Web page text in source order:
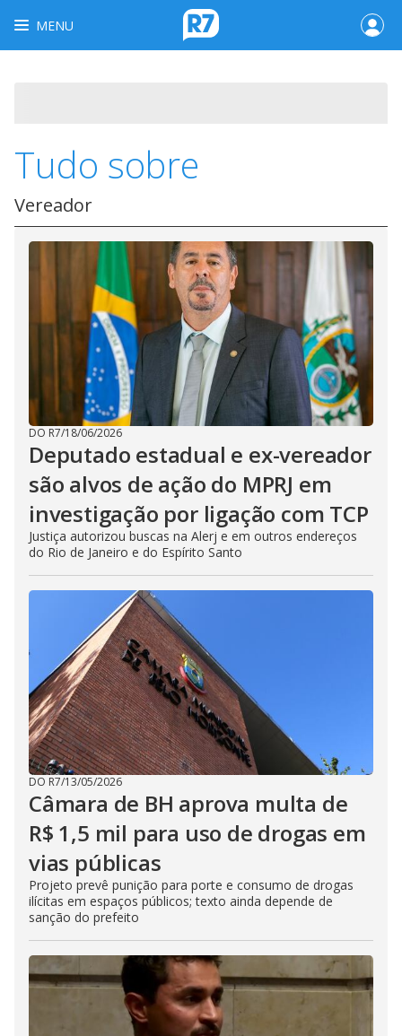
MENU
Tudo sobre
Vereador
DO R7/18/06/2026
Deputado estadual e ex-vereador
são alvos de ação do MPRJ em
investigação por ligação com TCP
Justiça autorizou buscas na Alerj e em outros endereços
do Rio de Janeiro e do Espírito Santo
DO R7/13/05/2026
Câmara de BH aprova multa de
R$ 1,5 mil para uso de drogas em
vias públicas
Projeto prevê punição para porte e consumo de drogas
ilícitas em espaços públicos; texto ainda depende de
sanção do prefeito